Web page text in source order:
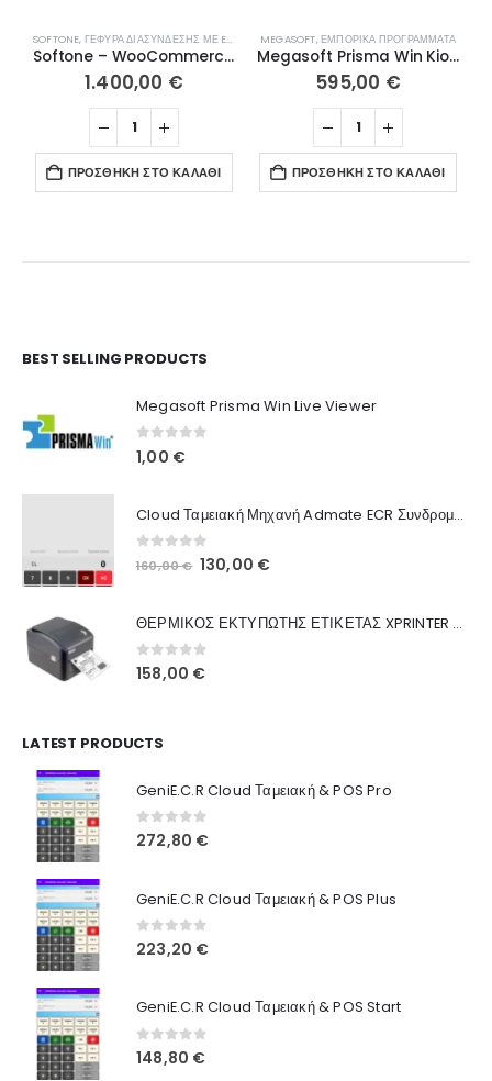
SOFTONE, ΓΈΦΥΡΑ ΔΙΑΣΎΝΔΕΣΗΣ ΜΕ ESHOP ΕΜΠΟΡΙΚΆ ΠΡΟΓΡΆΜΜΑΤΑ
Softone – WooCommerce eshop Σύνδεση
1.400,00 €
ΠΡΟΣΘΉΚΗ ΣΤΟ ΚΑΛΆΘΙ
MEGASOFT,ΕΜΠΟΡΙΚΆ ΠΡΟΓΡΆΜΜΑΤΑ
Megasoft Prisma Win Kiosk & Retail
595,00 €
ΠΡΟΣΘΉΚΗ ΣΤΟ ΚΑΛΆΘΙ
BEST SELLING PRODUCTS
Megasoft Prisma Win Live Viewer
0 out of 5
1,00 €
Cloud Ταμειακή Μηχανή Admate ECR Συνδρομή 12 μηνών
out of 5
160,00€ Original
160,00 €.
130,00 €Η
είναι:
ΘΕΡΜΙΚΟΣ ΕΚΤΥΠΩΤΗΣ ΕΤΙΚΕΤΑΣ XPRINTER XP-420B
0out of 5
158,00 €
LATEST PRODUCTS
GeniE.C.R Cloud Ταμειακή & POS Pro
0out of 5
272,80 €
GeniE.C.R Cloud Ταμειακή & POS Plus
0out of 5
223,20 €
GeniE.C.R Cloud Ταμειακή & POS Start
0out of 5
148,80 €
Ο Λογαριασμός μου
Στοιχεία λογαριασμού
Παραγγελίες
Πληροφορίες Καταστήματος
Ποιοι Είμαστε
Γιατί Εμάς
Blog
Όροι Χρήσης
Τρόποι Αγοράς
Τρόποι Πληρωμής
Τρόποι Αποστολής
Ασφάλεια Πληρωμών
© INTEPROF 2025